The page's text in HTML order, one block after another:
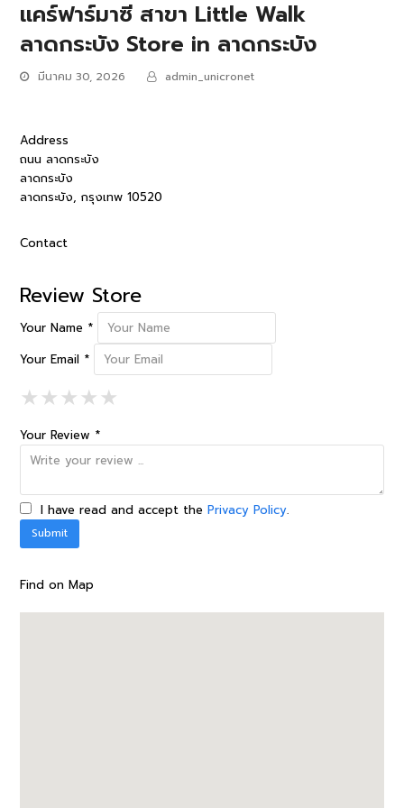
แคร์ฟาร์มาซี สาขา Little Walk
ลาดกระบัง Store in ลาดกระบัง
มีนาคม 30, 2026 admin_unicronet
Address
ถนน ลาดกระบัง
ลาดกระบัง
ลาดกระบัง, กรุงเทพ 10520
Contact
Review Store
Your Name *
Your Email *
★1 Star
★★2 Stars
★★★3 Stars
★★★★4 Stars
★★★★★5 Stars
Your Review *
I have read and accept thePrivacy Policy.
Find on Map